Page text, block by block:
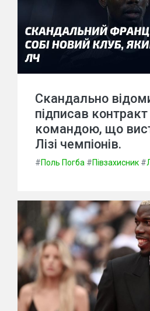
Скандально
підписав
командою, що
Лізі чемпіонів.
#Поль Погба #Півзахисник #